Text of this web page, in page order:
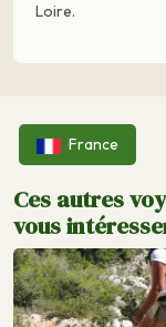
Loire.
France
Ces autres
vous